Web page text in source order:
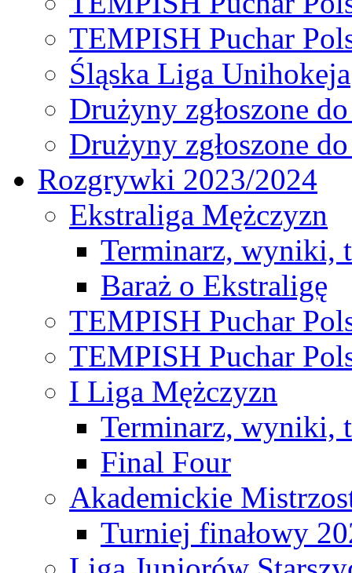
TEMPISH Puchar
Śląska Liga Unihokeja
Drużyny zgłoszone
Drużyny zgłoszone
Rozgrywki 2023/2024
Ekstraliga Mężczyzn
Terminarz, wyniki,
Baraż o Ekstraligę
TEMPISH Puchar
TEMPISH Puchar
I Liga Mężczyzn
Terminarz, wyniki,
Final Four
Akademickie
Turniej finałowy